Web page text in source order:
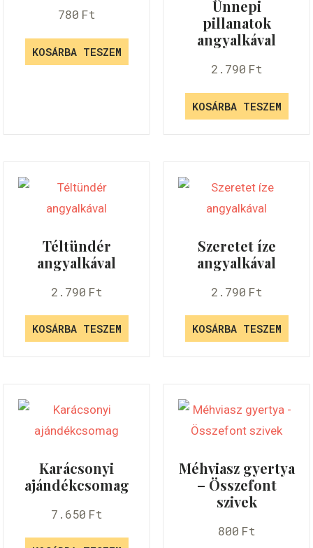
780 Ft
KOSÁRBA TESZEM
Ünnepi
pillanatok
angyalkával
2.790 Ft
KOSÁRBA TESZEM
Téltündér
angyalkával
2.790 Ft
KOSÁRBA TESZEM
Szeretet íze
angyalkával
2.790 Ft
KOSÁRBA TESZEM
Karácsonyi
ajándékcsomag
7.650 Ft
Méhviasz gyertya
– Összefont
szivek
800 Ft